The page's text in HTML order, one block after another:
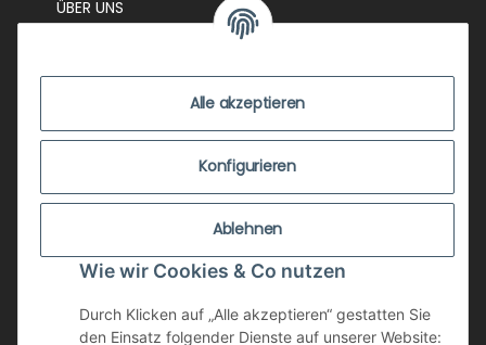
Alle akzeptieren
Konfigurieren
Ablehnen
Wie wir Cookies & Co nutzen
Durch Klicken auf „Alle akzeptieren“ gestatten Sie
den Einsatz folgender Dienste auf unserer Website:
ÜBER UNS
ZUSTANDSBEWERTUNG
ZAHLUNGSMÖGLICHKEITEN
AGB
WIDERRUFSRECHT